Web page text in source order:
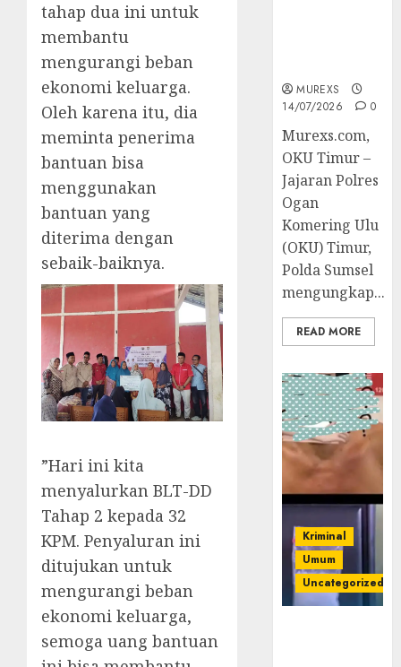
tahap dua ini untuk
membantu
mengurangi beban
ekonomi keluarga.
Oleh karena itu, dia
meminta penerima
bantuan bisa
menggunakan
bantuan yang
diterima dengan
sebaik-baiknya.
‎”Hari ini kita
menyalurkan BLT-DD
Tahap 2 kepada 32
KPM. Penyaluran ini
ditujukan untuk
mengurangi beban
ekonomi keluarga,
semoga uang bantuan
MUREXS
14/07/2026
0
Murexs.com,
OKU Timur –
Jajaran Polres
Ogan
Komering Ulu
(OKU) Timur,
Polda Sumsel
mengungkap...
READ MORE
Kriminal
Umum
Uncategorized